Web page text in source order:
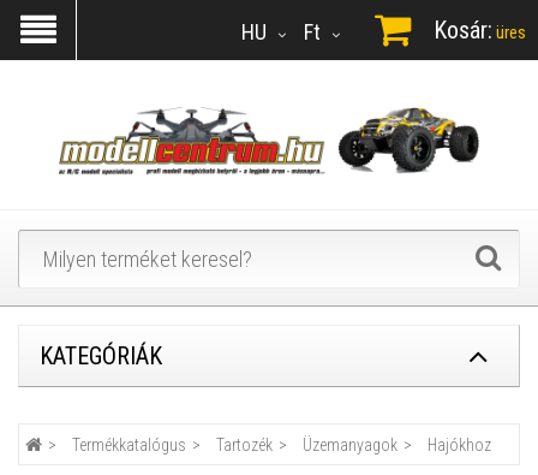
Ft
HU Kosár: üres
KATEGÓRIÁK
Termékkatalógus Tartozék Üzemanyagok Hajókhoz